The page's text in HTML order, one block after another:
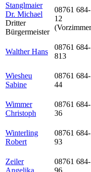
Stanglmaier
Dr. Michael
Dritter
Bürgermeister
08761 684-
12
Walther Hans
08761 684-
813
Wiesheu
Sabine
08761 684-
44
Wimmer
Christoph
08761 684-
36
Winterling
Robert
08761 684-
93
Zeiler
Angelika
08761 684-
96